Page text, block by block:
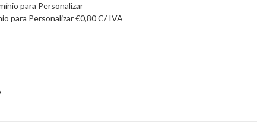
para Personalizar€0,80C/ IVA